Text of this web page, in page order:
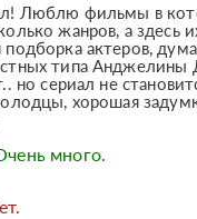
Люблю фильмы в
жанров, а здесь
актеров,
типа
но сериал не
хорошая
много.